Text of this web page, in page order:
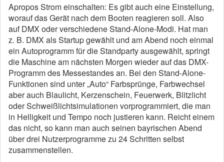
Apropos Strom einschalten: Es gibt auch eine Einstellung,
worauf das Gerät nach dem Booten reagieren soll. Also
auf DMX oder verschiedene Stand-Alone-Modi. Hat man
z. B. DMX als Startup gewählt und am Abend noch einmal
ein Autoprogramm für die Standparty ausgewählt, springt
die Maschine am nächsten Morgen wieder auf das DMX-
Programm des Messestandes an. Bei den Stand-Alone-
Funktionen sind unter „Auto“ Farbsprünge, Farbwechsel
aber auch Blaulicht, Kerzenschein, Feuerwerk, Blitzlicht
oder Schweißlichtsimulationen vorprogrammiert, die man
in Helligkeit und Tempo noch justieren kann. Reicht einem
das nicht, so kann man auch seinen bayrischen Abend
über drei Nutzerprogramme zu 24 Schritten selbst
zusammenstellen.